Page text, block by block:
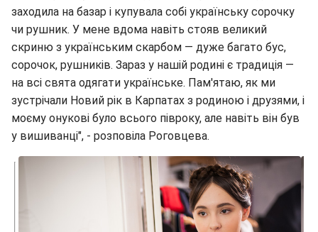
заходила на базар і купувала собі українську сорочку
чи рушник. У мене вдома навіть стояв великий
скриню з українським скарбом ― дуже багато бус,
сорочок, рушників. Зараз у нашій родині є традиція ―
на всі свята одягати українське. Пам'ятаю, як ми
зустрічали Новий рік в Карпатах з родиною і друзями, і
моєму онукові було всього півроку, але навіть він був
у вишиванці", - розповіла Роговцева.